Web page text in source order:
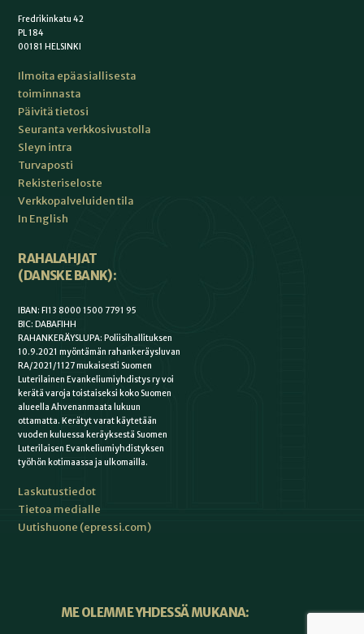
Fredrikinkatu 42
PL 184
00181 HELSINKI
Ilmoita epäasiallisesta
toiminnasta
Päivitä tietosi
Seuranta verkkosivustolla
Sleyn intra
Turvaposti
Rekisteriseloste
Verkkopalveluiden tila
In English
RAHALAHJAT
(DANSKE BANK):
IBAN: FI13 8000 1500 7791 95
BIC: DABAFIHH
RAHANKERÄYSLUPA: Poliisihallituksen
10.9.2021 myöntämän rahankeräysluvan
RA/2021/1127 mukaisesti Suomen
Luterilainen Evankeliumiyhdistys ry voi
kerätä varoja toistaiseksi koko Suomen
alueella Ahvenanmaata lukuun
ottamatta. Kerätyt varat käytetään
vuoden kuluessa keräyksestä Suomen
Luterilaisen Evankeliumiyhdistyksen
työhön kotimaassa ja ulkomailla.
Laskutustiedot
Tietoa medialle
Uutishuone (epressi.com)
ME OLEMME YHDESSÄ MUKANA: